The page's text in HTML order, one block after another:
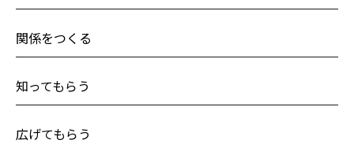
関係をつくる
知ってもらう
広げてもらう